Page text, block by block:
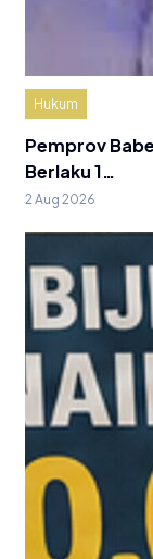
Hukum
Pemprov
Berlaku 1…
2 Aug 2026